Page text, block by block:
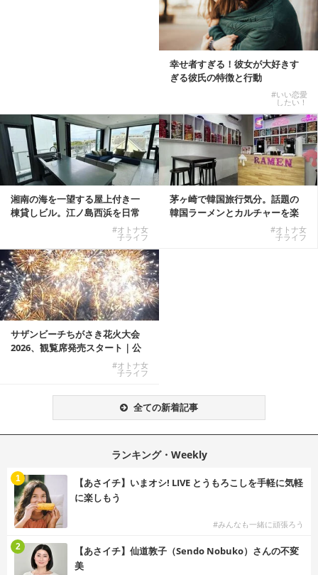
幸せ者すぎる！彼女が大好きす
ぎる彼氏の特徴と行動
#いい恋愛
したい！
湘南の海を一望する屋上付き一
棟貸しビル。江ノ島西浜を日常
#オトナ女
子ライフ
茅ヶ崎で韓国旅行気分。話題の
韓国ラーメンとカルチャーを楽
#オトナ女
子ライフ
サザンビーチちがさき花火大会
2026、観覧席発売スタート｜公
#オトナ女
子ライフ
全ての新着記事
ランキング・Weekly
【あさイチ】いまオシ! LIVE とうもろこしを手軽に気軽
に楽しもう
#みんなも一緒に頑張ろう
1
【あさイチ】仙道敦子（Sendo Nobuko）さんの不変
美
2